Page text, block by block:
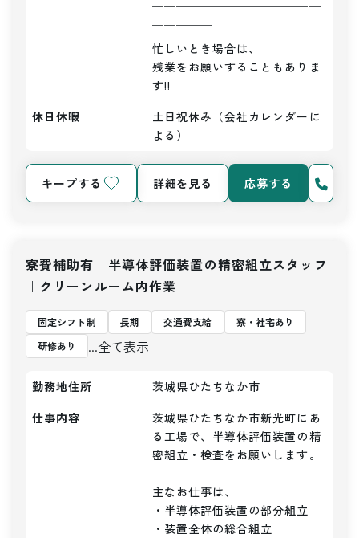
￣￣￣￣￣￣￣￣￣￣￣￣￣￣
￣￣￣￣￣
忙しいとき場合は、
残業をお願いすることもありま
す!!
休日休暇
土日祝休み（会社カレンダーに
よる）
キープする 詳細を見る 応募する
寮費補助有 半導体評価装置の精密組立スタッフ
｜クリーンルーム内作業
固定シフト制 長期 交通費支給
寮・社宅あり
研修あり
...全て表示
勤務地住所
茨城県ひたちなか市
仕事内容
茨城県ひたちなか市新光町にあ
る工場で、半導体評価装置の精
密組立・検査をお願いします。
主なお仕事は、
・半導体評価装置の部分組立
・装置全体の総合組立